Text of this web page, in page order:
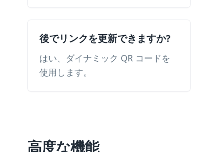
後でリンクを更新できますか?
はい、ダイナミック QR コードを
使用します。
高度な機能